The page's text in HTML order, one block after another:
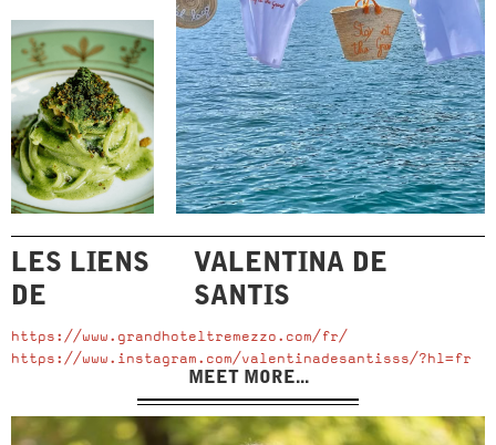
LES LIENS
DE
VALENTINA DE
SANTIS
https://www.grandhoteltremezzo.com/fr/
https://www.instagram.com/valentinadesantisss/?hl=fr
MEET MORE...